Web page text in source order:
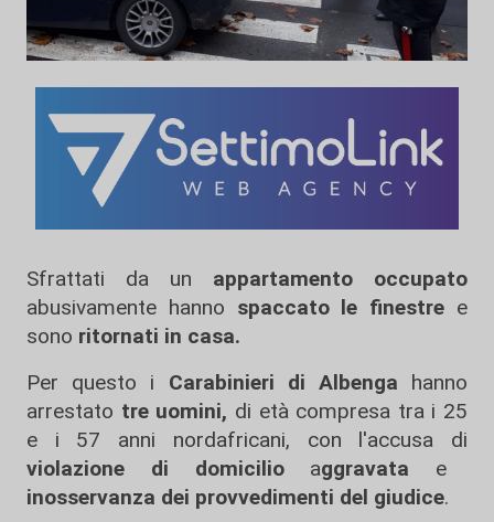
Sfrattati da un appartamento occupato
abusivamente hanno spaccato le finestre e
sono ritornati in casa.
Per questo i Carabinieri di Albenga hanno
arrestato tre uomini, di età compresa tra i 25
e i 57 anni nordafricani, con l'accusa di
violazione di domicilioaggravata e
inosservanza dei provvedimenti del giudice.